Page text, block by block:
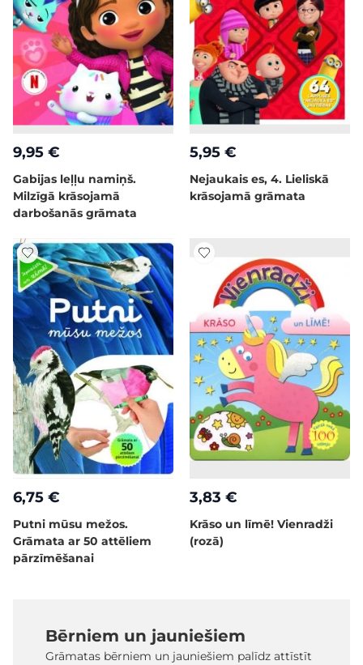
9,95 €
Gabijas leļļu namiņš.
Milzīgā krāsojamā
darbošanās grāmata
5,95 €
Nejaukais es, 4. Lieliskā
krāsojamā grāmata
6,75 €
Putni mūsu mežos.
Grāmata ar 50 attēliem
pārzīmēšanai
3,83 €
Krāso un līmē! Vienradži
(rozā)
Bērniem un jauniešiem
Grāmatas bērniem un jauniešiem palīdz attīstīt